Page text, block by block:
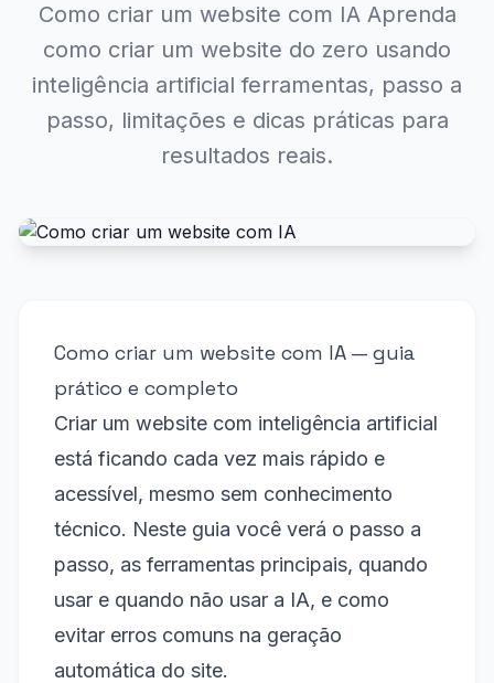
Como criar um website com IA Aprenda
como criar um website do zero usando
inteligência artificial ferramentas, passo a
passo, limitações e dicas práticas para
resultados reais.
Como criar um website com IA — guia
prático e completo
Criar um website com inteligência artificial
está ficando cada vez mais rápido e
acessível, mesmo sem conhecimento
técnico. Neste guia você verá o passo a
passo, as ferramentas principais, quando
usar e quando não usar a IA, e como
evitar erros comuns na geração
automática do site.